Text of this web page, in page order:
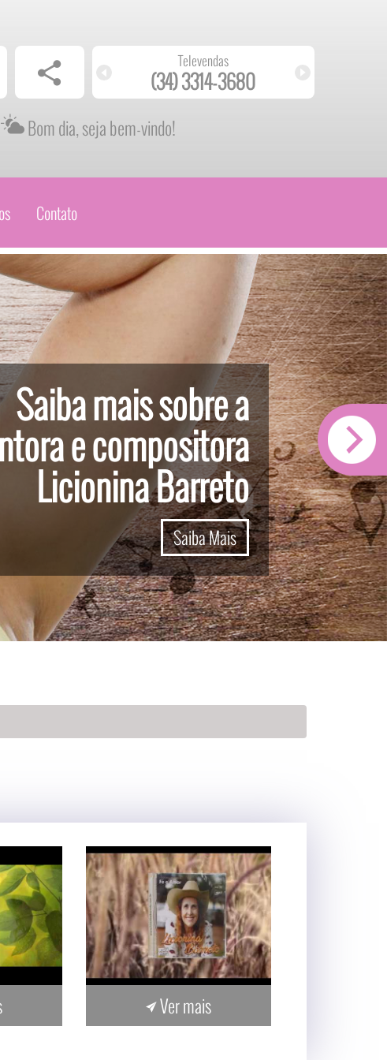
Televendas
(34) 99978-1149
Bom dia, seja bem-vindo!
Contato
Saiba mais sobre a
e compositora
Licionina Barreto
Saiba Mais
Ver mais